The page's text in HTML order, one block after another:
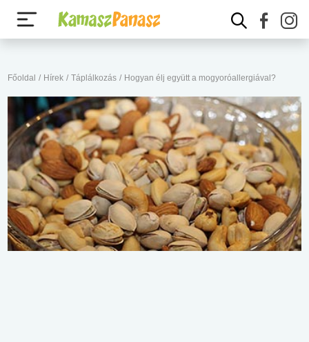
Főoldal / Hírek / Táplálkozás / Hogyan élj együtt a mogyoróallergiával?